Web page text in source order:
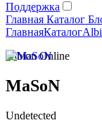
Поддержка
Главная Каталог
ГлавнаяКаталог
Albion Online
MaSoN
Undetected